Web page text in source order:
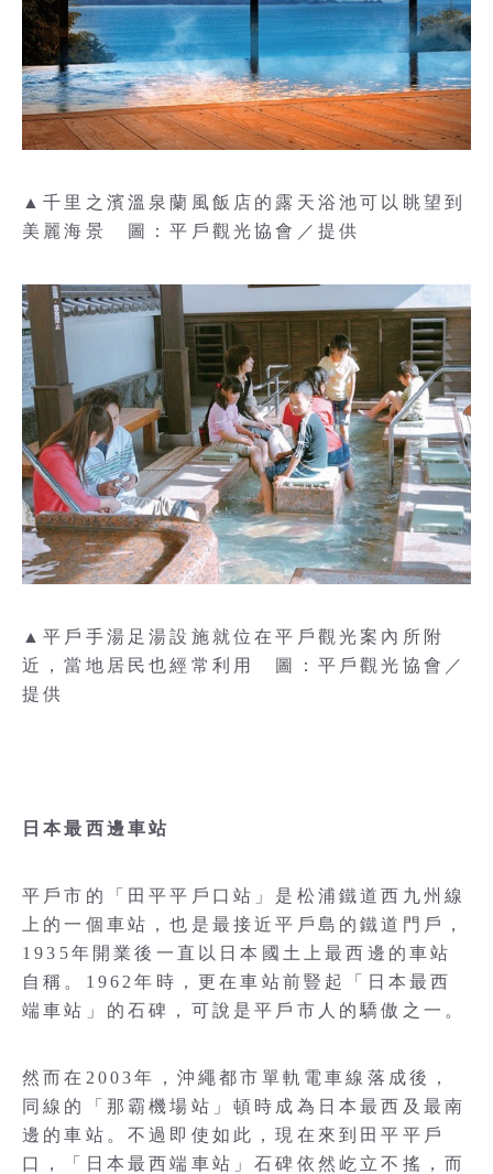
▲千里之濱溫泉蘭風飯店的露天浴池可以眺望到
美麗海景 圖：平戶觀光協會／提供
▲平戶手湯足湯設施就位在平戶觀光案內所附
近，當地居民也經常利用 圖：平戶觀光協會／
提供
日本最西邊車站
平戶市的「田平平戶口站」是松浦鐵道西九州線
上的一個車站，也是最接近平戶島的鐵道門戶，
1935年開業後一直以日本國土上最西邊的車站
自稱。1962年時，更在車站前豎起「日本最西
端車站」的石碑，可說是平戶市人的驕傲之一。
然而在2003年，沖繩都市單軌電車線落成後，
同線的「那霸機場站」頓時成為日本最西及最南
邊的車站。不過即使如此，現在來到田平平戶
口，「日本最西端車站」石碑依然屹立不搖，而